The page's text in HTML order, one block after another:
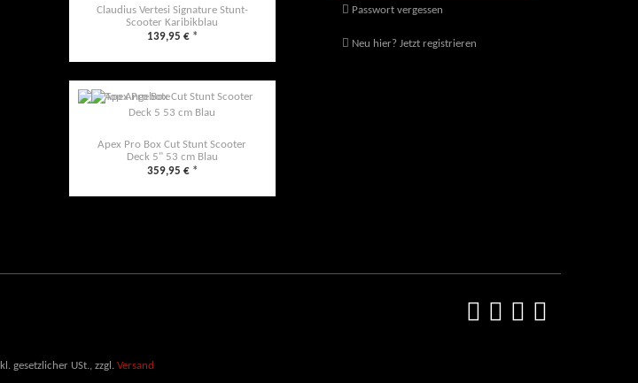
Claudius Vertesi Signature Stunt-
Scooter Karibikblau
139,95 € *
Apex Pro Box Cut Stunt Scooter
Deck 5" 53 cm Blau
359,95 € *
Passwort vergessen
Neu hier? Jetzt registrieren
gesetzlicher USt., zzgl. Versand